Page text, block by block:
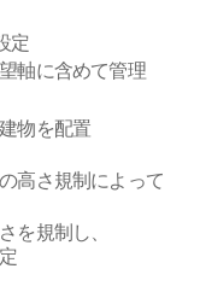
定
軸に含めて管理
物を配置
高さ規制によって
を規制し、